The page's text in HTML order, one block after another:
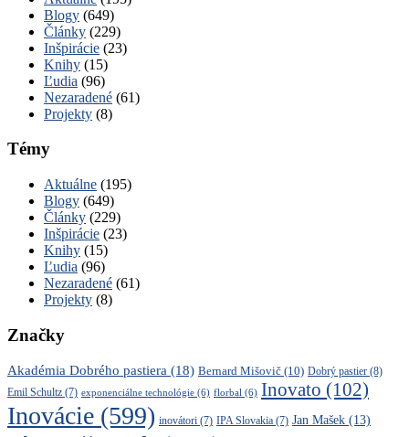
Blogy (649)
Články (229)
Inšpirácie (23)
Knihy (15)
Ľudia (96)
Nezaradené (61)
Projekty (8)
Témy
Aktuálne (195)
Blogy (649)
Články (229)
Inšpirácie (23)
Knihy (15)
Ľudia (96)
Nezaradené (61)
Projekty (8)
Značky
Akadémia Dobrého pastiera (18) Bernard Mišovič (10) Dobrý pastier (8)
Emil Schultz (7) exponenciálne technológie (6) florbal (6) Inovato (102)
Inovácie (599) inovátori (7) IPA Slovakia (7) Jan Mašek (13)